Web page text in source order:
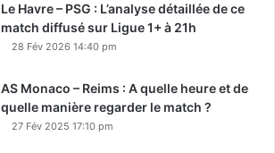
Le Havre – PSG : L’analyse détaillée de ce
match diffusé sur Ligue 1+ à 21h
28 Fév 2026 14:40 pm
AS Monaco – Reims : A quelle heure et de
quelle manière regarder le match ?
27 Fév 2025 17:10 pm